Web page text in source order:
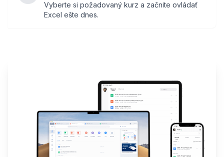
Vyberte si požadovaný kurz a začnite ovládať
Excel ešte dnes.